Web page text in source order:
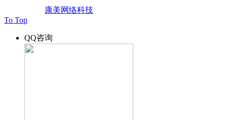
康美网络科技
To Top
QQ咨询